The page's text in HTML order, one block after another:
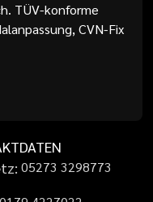
TÜV-konforme
CVN-Fix
05273 3298773